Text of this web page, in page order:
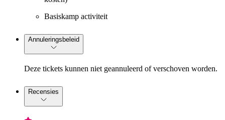
Basiskamp activiteit
Annuleringsbeleid
Deze tickets kunnen niet geannuleerd of verschoven worden.
Recensies